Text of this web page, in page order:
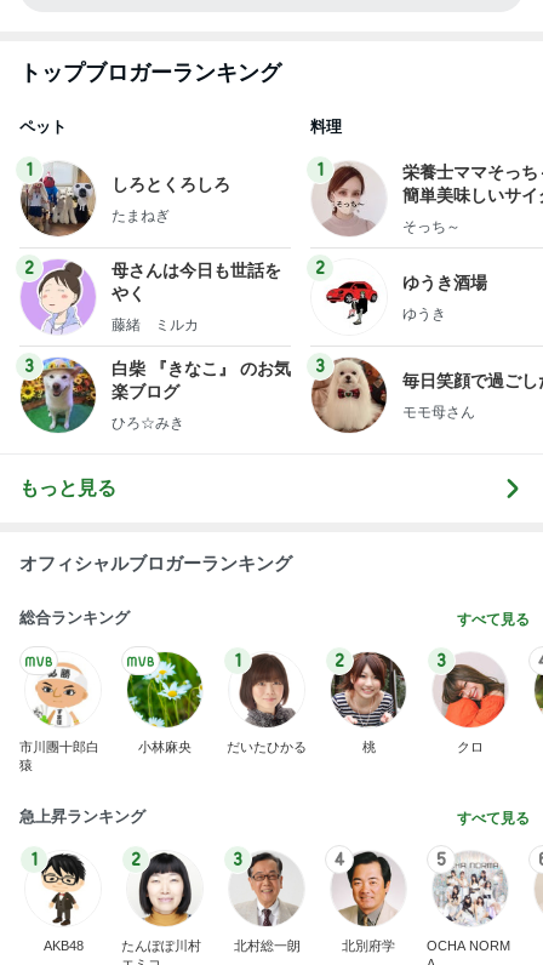
トップブロガーランキング
ペット
1
しろとくろしろ
たまねぎ
2
母さんは今日も世話を
やく
藤緒 ミルカ
3
白柴 『きなこ』 のお気
楽ブログ
ひろ☆みき
料理
1
栄養士ママそっち
簡単美味しいサイ
献立
そっち～
2
ゆうき酒場
ゆうき
3
毎日笑顔で過ごし
モモ母さん
もっと見る
オフィシャルブロガーランキング
総合ランキング すべて見る
市川團十郎白
猿
小林麻央
1
だいたひかる
2
桃
3
クロ
急上昇ランキング すべて見る
1
AKB48
2
たんぽぽ川村
3
北村総一朗
4
北別府学
5
OCHA NORM